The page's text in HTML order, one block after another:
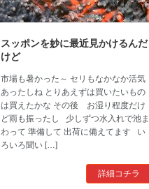
スッポンを妙に最近見かけるんだ
けど
市場も暑かった～ セリもなかなか活気
あったしね とりあえずは買いたいもの
は買えたかな その後 お湿り程度だけ
ど雨も振ったし 少しずつ水入れで池ま
わって 準備して 出荷に備えてます い
ろいろ聞い […]
詳細コチラ